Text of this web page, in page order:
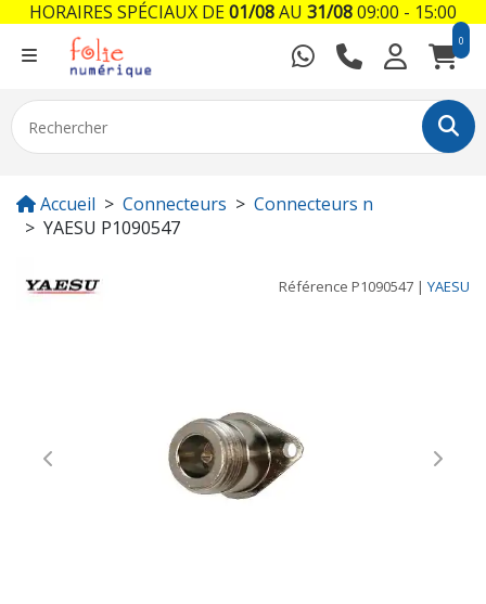
0
Accueil Connecteurs
Connecteurs n
YAESU P1090547
Référence P1090547 | YAESU
Previous Next
HORAIRES SPÉCIAUX DE01/08AU 31/0809:00 - 15:00